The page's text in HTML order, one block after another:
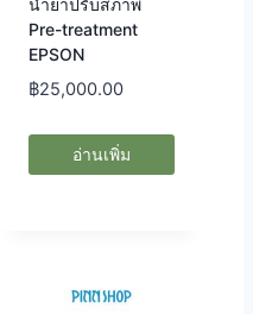
น้ำยาปรับสภาพ
Pre-treatment
EPSON
฿25,000.00
อ่านเพิ่ม